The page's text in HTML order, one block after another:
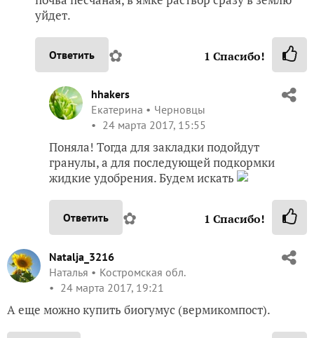
уйдет.
Ответить ✿ 1 Спасибо!
hhakers
Екатерина
Черновцы
24 марта 2017, 15:55
Поняла! Тогда для закладки подойдут
гранулы, а для последующей подкормки
жидкие удобрения. Будем искать
Ответить ✿ 1 Спасибо!
Natalja_3216
Наталья
Костромская обл.
24 марта 2017, 19:21
А еще можно купить биогумус (вермикомпост).